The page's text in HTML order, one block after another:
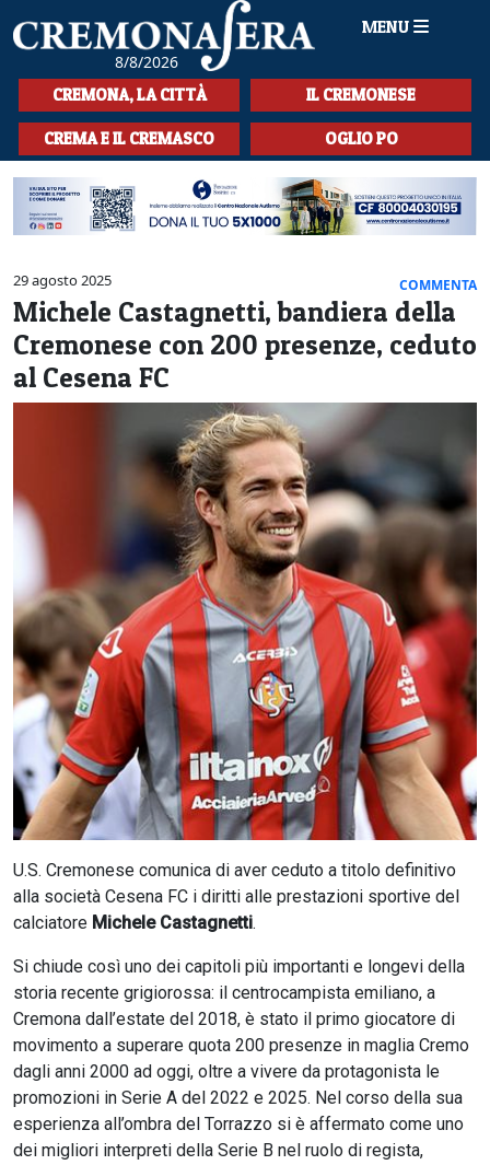
8/8/2026
MENU
HOME
CRONACA
SPORT
LA MUSICA
CULTURA
LA STORIA
SPETTACOLI
L'EDITORIALE
CREMONA, LA CITTÀ IL CREMONESE
CREMA E IL CREMASCO OGLIO PO
29 agosto 2025 COMMENTA
Michele Castagnetti, bandiera della
Cremonese con 200 presenze, ceduto
al Cesena FC
U.S. Cremonese comunica di aver ceduto a titolo definitivo
alla società Cesena FC i diritti alle prestazioni sportive del
calciatore Michele Castagnetti.
Si chiude così uno dei capitoli più importanti e longevi della
storia recente grigiorossa: il centrocampista emiliano, a
Cremona dall’estate del 2018, è stato il primo giocatore di
movimento a superare quota 200 presenze in maglia Cremo
dagli anni 2000 ad oggi, oltre a vivere da protagonista le
promozioni in Serie A del 2022 e 2025. Nel corso della sua
esperienza all’ombra del Torrazzo si è affermato come uno
dei migliori interpreti della Serie B nel ruolo di regista,